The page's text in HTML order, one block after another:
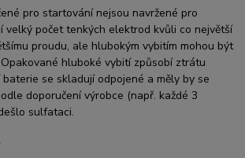
pro startování nejsou navržené pro
velký počet tenkých elektrod kvůli co největší
proudu, ale hlubokým vybitím mohou být
hluboké vybití způsobí ztrátu
se skladují odpojené a měly by se
doporučení výrobce (např. každé 3
sulfataci.